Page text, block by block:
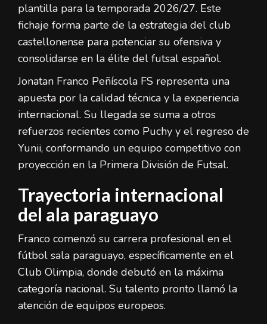
plantilla para la temporada 2026/27. Este
fichaje forma parte de la estrategia del club
castellonense para potenciar su ofensiva y
consolidarse en la élite del futsal español.
Jonatan Franco Peñíscola FS representa una
apuesta por la calidad técnica y la experiencia
internacional. Su llegada se suma a otros
refuerzos recientes como Puchy y el regreso de
Yunii, conformando un equipo competitivo con
proyección en la Primera División de Futsal.
Trayectoria internacional
del ala paraguayo
Franco comenzó su carrera profesional en el
fútbol sala paraguayo, específicamente en el
Club Olimpia, donde debutó en la máxima
categoría nacional. Su talento pronto llamó la
atención de equipos europeos.